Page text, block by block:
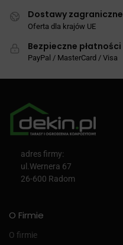
Dostawy zagraniczne
Oferta dla krajów UE
Bezpieczne płatności
PayPal / MasterCard / Visa
adres firmy:
ul.Wernera 67
26-600 Radom
O Firmie
O firmie